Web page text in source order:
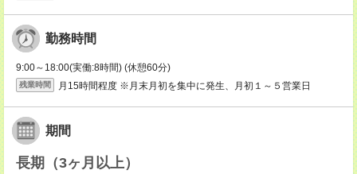
勤務時間
9:00～18:00(実働:8時間) (休憩60分)
残業時間 月15時間程度 ※月末月初を集中に発生、月初１～５営業日
期間
長期（3ヶ月以上）